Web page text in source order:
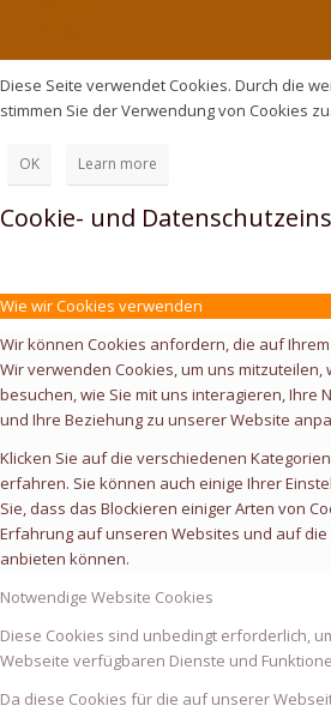
Diese Seite verwendet Cookies. Durch die
stimmen Sie der Verwendung von Cookies zu.
OK Learn more
Cookie- und
Wie wir Cookies verwenden
Wir können Cookies anfordern, die auf
Wir verwenden Cookies, um uns mitzuteilen,
besuchen, wie Sie mit uns interagieren, Ihre
und Ihre Beziehung zu unserer Website
Klicken Sie auf die verschiedenen
erfahren. Sie können auch einige Ihrer
Sie, dass das Blockieren einiger Arten von
Erfahrung auf unseren Websites und auf
anbieten können.
Notwendige Website Cookies
Diese Cookies sind unbedingt erforderlich,
Webseite verfügbaren Dienste und
Da diese Cookies für die auf unserer